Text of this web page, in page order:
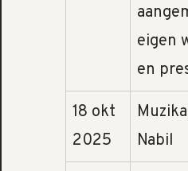
eigen
en
18 okt
2025
Nabil